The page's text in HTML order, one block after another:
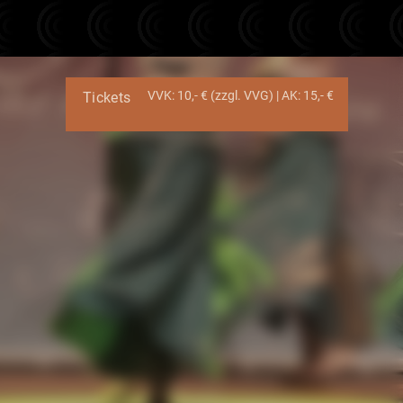
Tickets VVK: 10,- € (zzgl. VVG) | AK: 15,- €